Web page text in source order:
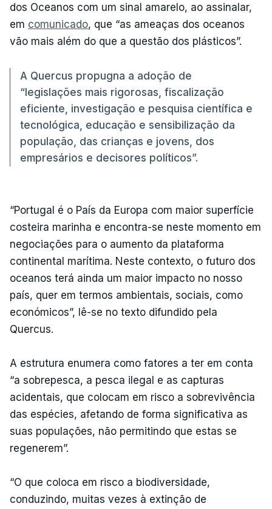
dos Oceanos com um sinal amarelo, ao assinalar,
em comunicado, que “as ameaças dos oceanos
vão mais além do que a questão dos plásticos”.
A Quercus propugna a adoção de
“legislações mais rigorosas, fiscalização
eficiente, investigação e pesquisa científica e
tecnológica, educação e sensibilização da
população, das crianças e jovens, dos
empresários e decisores políticos”.
“Portugal é o País da Europa com maior superfície
costeira marinha e encontra-se neste momento em
negociações para o aumento da plataforma
continental marítima. Neste contexto, o futuro dos
oceanos terá ainda um maior impacto no nosso
país, quer em termos ambientais, sociais, como
económicos”, lê-se no texto difundido pela
Quercus.
A estrutura enumera como fatores a ter em conta
“a sobrepesca, a pesca ilegal e as capturas
acidentais, que colocam em risco a sobrevivência
das espécies, afetando de forma significativa as
suas populações, não permitindo que estas se
regenerem”.
“O que coloca em risco a biodiversidade,
conduzindo, muitas vezes à extinção de